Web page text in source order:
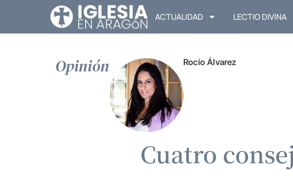
ACTUALIDAD LECTIO DIVINA
Opinión Rocío Álvarez
Cuatro